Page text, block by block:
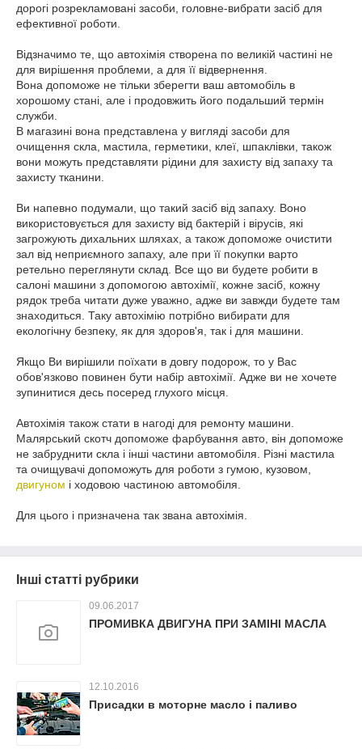
дорогі розрекламовані засоби, головне-вибрати засіб для
ефективної роботи.
Відзначимо те, що автохімія створена по великій частині не
для вирішення проблеми, а для її відвернення.
Вона допоможе не тільки зберегти ваш автомобіль в
хорошому стані, але і продовжить його подальший термін
служби.
В магазині вона представлена у вигляді засоби для
очищення скла, мастила, герметики, клеї, шпаклівки, також
вони можуть представляти рідини для захисту від запаху та
захисту тканини.
Ви напевно подумали, що такий засіб від запаху. Воно
використовується для захисту від бактерій і вірусів, які
загрожують дихальних шляхах, а також допоможе очистити
зал від неприємного запаху, але при її покупки варто
ретельно переглянути склад. Все що ви будете робити в
салоні машини з допомогою автохімії, кожне засіб, кожну
рядок треба читати дуже уважно, адже ви завжди будете там
знаходиться. Таку автохімію потрібно вибирати для
екологічну безпеку, як для здоров'я, так і для машини.
Якщо Ви вирішили поїхати в довгу подорож, то у Вас
обов'язково повинен бути набір автохімії. Адже ви не хочете
зупинитися десь посеред глухого місця.
Автохімія також стати в нагоді для ремонту машини.
Малярський скотч допоможе фарбування авто, він допоможе
не забруднити скла і інші частини автомобіля. Різні мастила
та очищувачі допоможуть для роботи з гумою, кузовом,
двигуном і ходовою частиною автомобіля.
Для цього і призначена так звана автохімія.
Інші статті рубрики
09.06.2017
ПРОМИВКА ДВИГУНА ПРИ ЗАМІНІ МАСЛА
12.10.2016
Присадки в моторне масло і паливо